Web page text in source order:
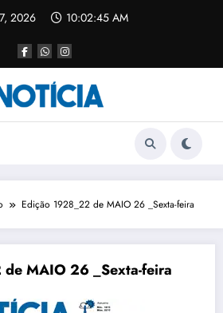
2026 10:02:45 AM
Edição 1928_22 de MAIO 26 _Sexta-feira
MAIO 26 _Sexta-feira